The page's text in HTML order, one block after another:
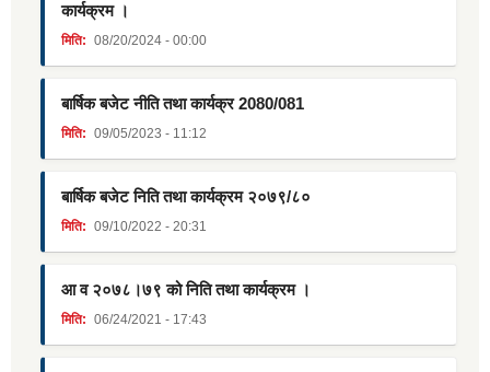
कार्यक्रम ।
मिति: 08/20/2024 - 00:00
बार्षिक बजेट नीति तथा कार्यक्र 2080/081
मिति: 09/05/2023 - 11:12
बार्षिक बजेट निति तथा कार्यक्रम २०७९/८०
मिति: 09/10/2022 - 20:31
आ व २०७८।७९ को निति तथा कार्यक्रम ।
मिति: 06/24/2021 - 17:43